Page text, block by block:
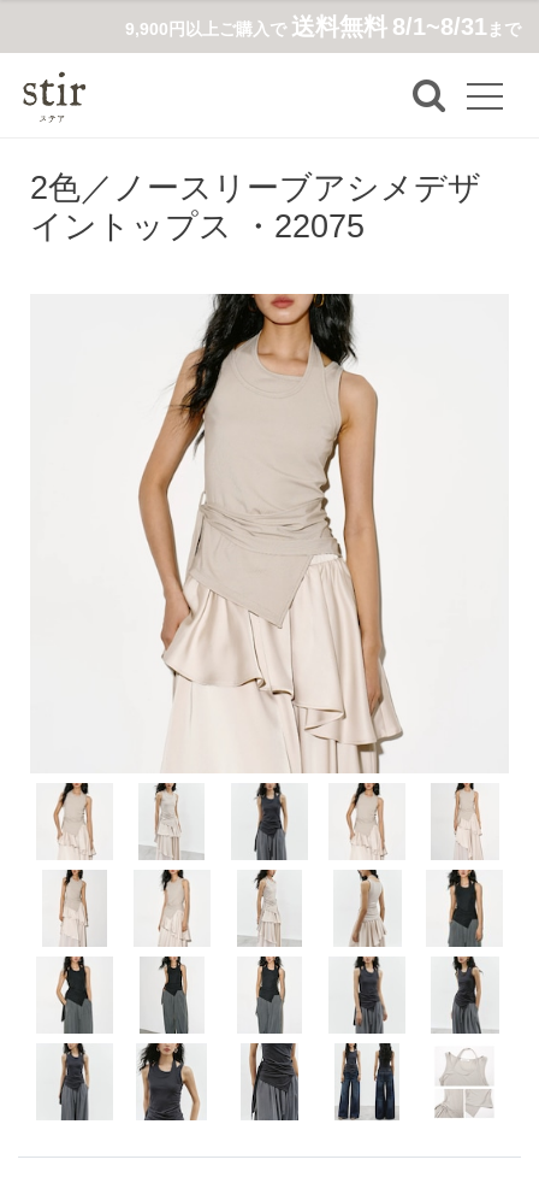
9,900円以上ご購入で 送料無料 8/1~8/31まで
2色／ノースリーブアシメデザ
イントップス ・22075